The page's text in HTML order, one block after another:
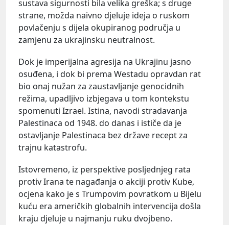
sustava sigurnosti bila velika greška; s druge
strane, možda naivno djeluje ideja o ruskom
povlačenju s dijela okupiranog područja u
zamjenu za ukrajinsku neutralnost.
Dok je imperijalna agresija na Ukrajinu jasno
osuđena, i dok bi prema Westadu opravdan rat
bio onaj nužan za zaustavljanje genocidnih
režima, upadljivo izbjegava u tom kontekstu
spomenuti Izrael. Istina, navodi stradavanja
Palestinaca od 1948. do danas i ističe da je
ostavljanje Palestinaca bez države recept za
trajnu katastrofu.
Istovremeno, iz perspektive posljednjeg rata
protiv Irana te nagađanja o akciji protiv Kube,
ocjena kako je s Trumpovim povratkom u Bijelu
kuću era američkih globalnih intervencija došla
kraju djeluje u najmanju ruku dvojbeno.